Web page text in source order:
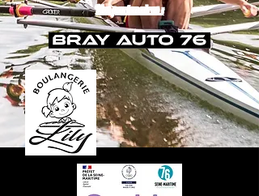
Nos partenaires :